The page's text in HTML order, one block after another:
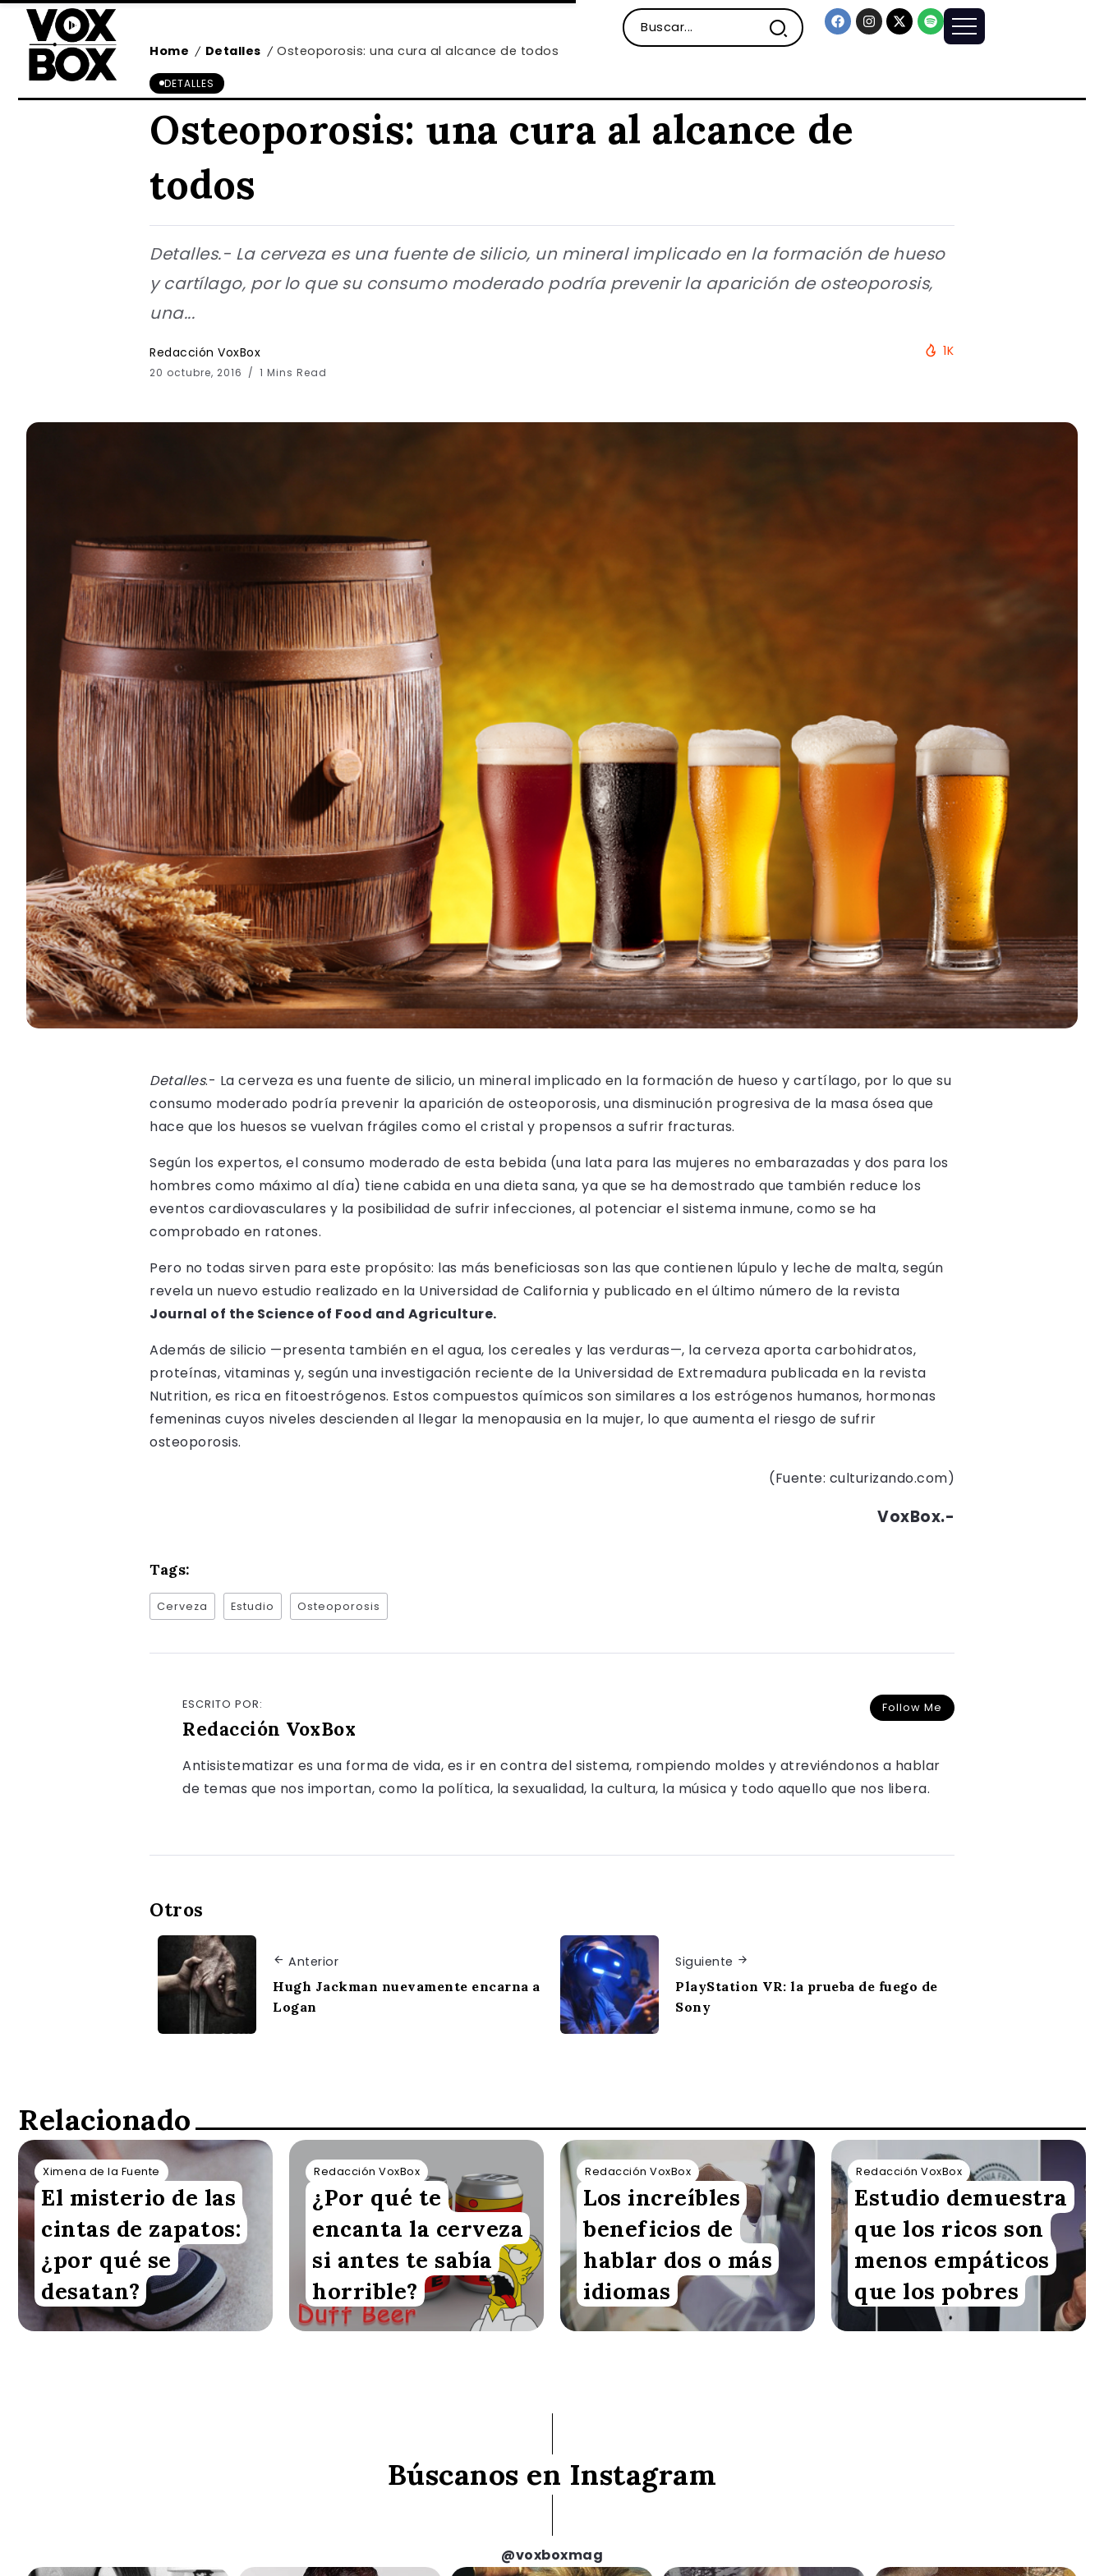
Home / Detalles / Osteoporosis: una cura al alcance de todos
DETALLES
Osteoporosis: una cura al alcance de
todos
Detalles.- La cerveza es una fuente de silicio, un mineral implicado en la formación de hueso
y cartílago, por lo que su consumo moderado podría prevenir la aparición de osteoporosis,
una...
Redacción VoxBox
20 octubre, 2016 1 Mins Read
1K
Detalles.- La cerveza es una fuente de silicio, un mineral implicado en la formación de hueso y cartílago, por lo que su
consumo moderado podría prevenir la aparición de osteoporosis, una disminución progresiva de la masa ósea que
hace que los huesos se vuelvan frágiles como el cristal y propensos a sufrir fracturas.
Según los expertos, el consumo moderado de esta bebida (una lata para las mujeres no embarazadas y dos para los
hombres como máximo al día) tiene cabida en una dieta sana, ya que se ha demostrado que también reduce los
eventos cardiovasculares y la posibilidad de sufrir infecciones, al potenciar el sistema inmune, como se ha
comprobado en ratones.
Pero no todas sirven para este propósito: las más beneficiosas son las que contienen lúpulo y leche de malta, según
revela un nuevo estudio realizado en la Universidad de California y publicado en el último número de la revista
Journal of the Science of Food and Agriculture.
Además de silicio —presenta también en el agua, los cereales y las verduras—, la cerveza aporta carbohidratos,
proteínas, vitaminas y, según una investigación reciente de la Universidad de Extremadura publicada en la revista
Nutrition, es rica en fitoestrógenos. Estos compuestos químicos son similares a los estrógenos humanos, hormonas
femeninas cuyos niveles descienden al llegar la menopausia en la mujer, lo que aumenta el riesgo de sufrir
osteoporosis.
(Fuente: culturizando.com)
VoxBox.-
Tags:
Cerveza Estudio Osteoporosis
Follow Me
ESCRITO POR:
Redacción VoxBox
Antisistematizar es una forma de vida, es ir en contra del sistema, rompiendo moldes y atreviéndonos a hablar
de temas que nos importan, como la política, la sexualidad, la cultura, la música y todo aquello que nos libera.
Otros
Anterior
Hugh Jackman nuevamente encarna a
Logan
Siguiente
PlayStation VR: la prueba de fuego de
Sony
Relacionado
Ximena de la Fuente
El misterio de las
cintas de zapatos:
¿por qué se
desatan?
Redacción VoxBox
¿Por qué te
encanta la cerveza
si antes te sabía
horrible?
Redacción VoxBox
Los increíbles
beneficios de
hablar dos o más
idiomas
Redacción VoxBox
Estudio demuestra
que los ricos son
menos empáticos
que los pobres
Búscanos en Instagram
@voxboxmag